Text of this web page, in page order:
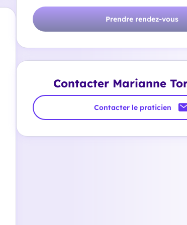
Prendre rendez-vous
Contacter Marianne
Contacter le praticien